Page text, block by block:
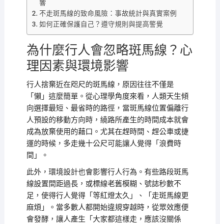
響
不走斑馬線的致命風險：事故統計與真實案例
如何正確保護自己？遵守規則與提高警覺
為什麼行人會忽略斑馬線？心
理因素與環境影響
行人捨棄近在咫尺的斑馬線，原因往往不僅是
「懶」這麼簡單。從心理學角度來看，人類天生傾
向選擇最短、最省時的路徑，當斑馬線位置偏離行
人預設的移動方向時，繞路所產生的時間成本就會
成為放棄使用的藉口。尤其在趕時間、趕公車或捷
運的時候，多走幾十公尺可能讓人覺得「浪費時
間」。
此外，環境設計也會影響行人行為。有些路段斑馬
線設置間距過長，或標線老舊模糊、號誌秒數不
足，使得行人覺得「等紅燈太久」、「走斑馬線更
麻煩」。當多數人都開始違規穿越時，從眾效應便
會發酵，讓人產生「大家都這樣走，應該沒關係